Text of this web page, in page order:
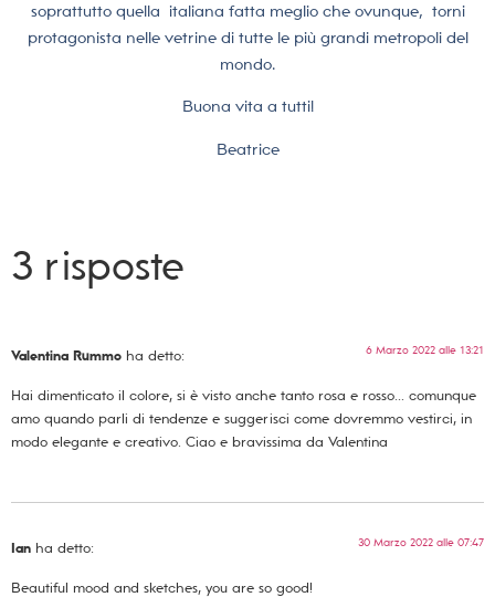
soprattutto quella
italiana fatta meglio che ovunque, torni
protagonista nelle vetrine di tutte le più grandi metropoli del
mondo.
Buona vita a tutti!
Beatrice
3 risposte
Valentina Rummo ha detto: 6 Marzo 2022 alle 13:21
Hai dimenticato il colore, si è visto anche tanto rosa e rosso… comunque
amo quando parli di tendenze e suggerisci come dovremmo vestirci, in
modo elegante e creativo. Ciao e bravissima da Valentina
Ian ha detto: 30 Marzo 2022 alle 07:47
Beautiful mood and sketches, you are so good!